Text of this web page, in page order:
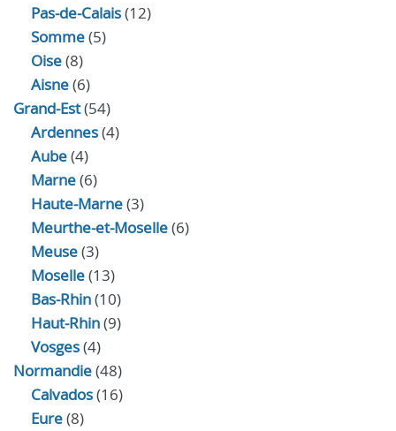
Pas-de-Calais(12)
Somme(5)
Oise(8)
Aisne(6)
Grand-Est(54)
Ardennes(4)
Aube(4)
Marne(6)
Haute-Marne(3)
Meurthe-et-Moselle(6)
Meuse(3)
Moselle(13)
Bas-Rhin(10)
Haut-Rhin(9)
Vosges(4)
Normandie(48)
Calvados(16)
Eure(8)